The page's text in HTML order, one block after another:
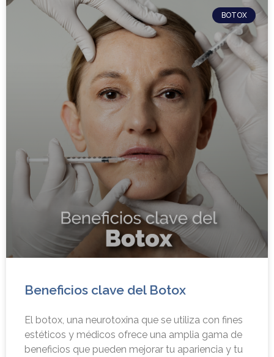
BOTOX
Beneficios clave del Botox
El botox, una neurotoxina que se utiliza con fines
estéticos y médicos ofrece una amplia gama de
beneficios que pueden mejorar tu apariencia y tu